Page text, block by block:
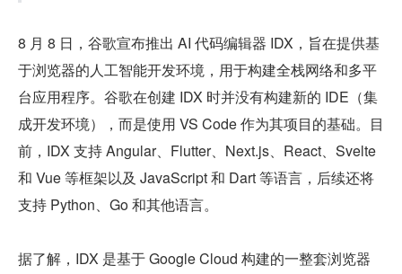
8 月 8 日，谷歌宣布推出 AI 代码编辑器 IDX，旨在提供基
于浏览器的人工智能开发环境，用于构建全栈网络和多平
台应用程序。谷歌在创建 IDX 时并没有构建新的 IDE（集
成开发环境），而是使用 VS Code 作为其项目的基础。目
前，IDX 支持 Angular、Flutter、Next.js、React、Svelte
和 Vue 等框架以及 JavaScript 和 Dart 等语言，后续还将
支持 Python、Go 和其他语言。
据了解，IDX 是基于 Google Cloud 构建的一整套浏览器